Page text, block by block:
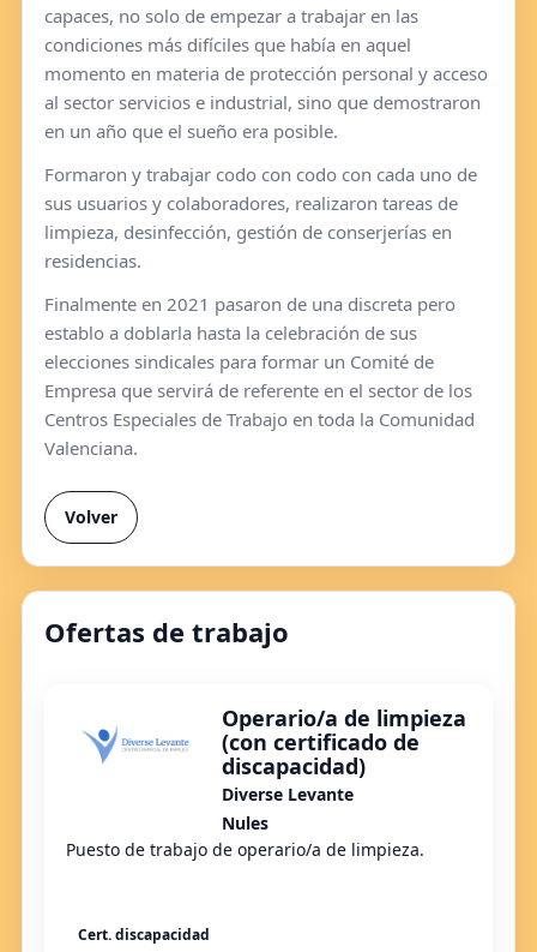
capaces, no solo de empezar a trabajar en las
condiciones más difíciles que había en aquel
momento en materia de protección personal y acceso
al sector servicios e industrial, sino que demostraron
en un año que el sueño era posible.
Formaron y trabajar codo con codo con cada uno de
sus usuarios y colaboradores, realizaron tareas de
limpieza, desinfección, gestión de conserjerías en
residencias.
Finalmente en 2021 pasaron de una discreta pero
establo a doblarla hasta la celebración de sus
elecciones sindicales para formar un Comité de
Empresa que servirá de referente en el sector de los
Centros Especiales de Trabajo en toda la Comunidad
Valenciana.
Volver
Ofertas de trabajo
Operario/a de limpieza
(con certificado de
discapacidad)
Diverse Levante
Nules
Puesto de trabajo de operario/a de limpieza.
Cert. discapacidad